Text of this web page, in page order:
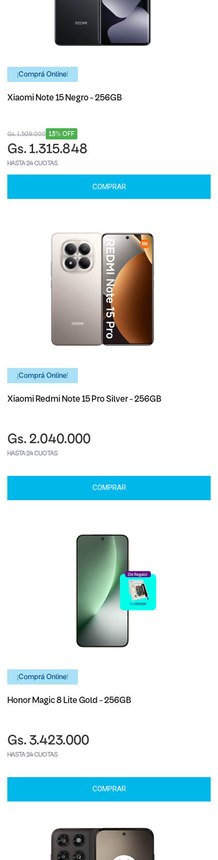
¡Comprá Online!
Xiaomi Note 15 Negro - 256GB
13% OFF
Gs. 1.509.000
Gs. 1.315.848
HASTA 24 CUOTAS
COMPRAR
¡Comprá Online!
Xiaomi Redmi Note 15 Pro Silver - 256GB
Gs. 2.040.000
HASTA 24 CUOTAS
COMPRAR
¡Comprá Online!
Honor Magic 8 Lite Gold - 256GB
Gs. 3.423.000
HASTA 24 CUOTAS
COMPRAR